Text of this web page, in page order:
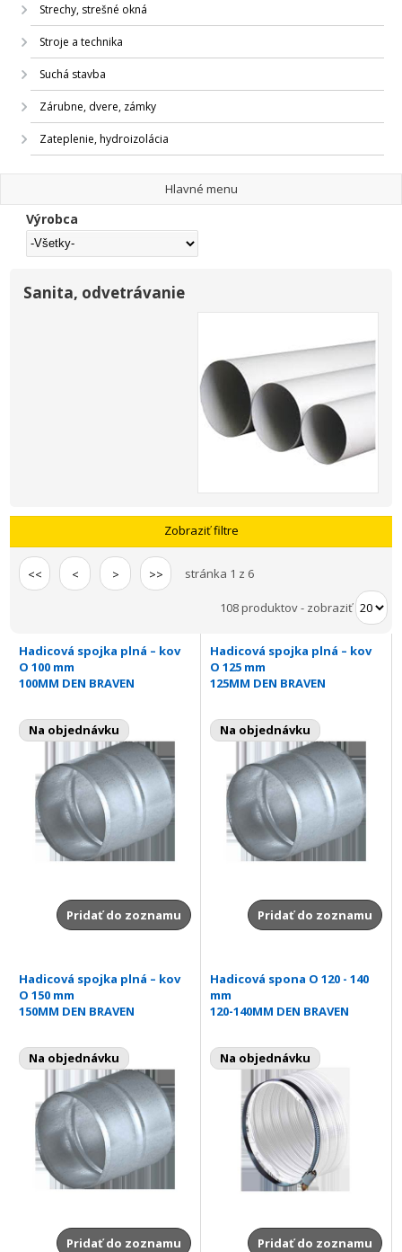
Strechy, strešné okná
Stroje a technika
Suchá stavba
Zárubne, dvere, zámky
Zateplenie, hydroizolácia
Hlavné menu
Výrobca
Sanita, odvetrávanie
Zobraziť filtre
<< < > >> stránka 1 z 6
108 produktov- zobraziť
Hadicová spojka plná – kov
O 100 mm
100MM DEN BRAVEN
Na objednávku
Pridať do zoznamu
Hadicová spojka plná – kov
O 125 mm
125MM DEN BRAVEN
Na objednávku
Pridať do zoznamu
Hadicová spojka plná – kov
O 150 mm
150MM DEN BRAVEN
Na objednávku
Pridať do zoznamu
Hadicová spona O 120 - 140
mm
120-140MM DEN BRAVEN
Na objednávku
Pridať do zoznamu